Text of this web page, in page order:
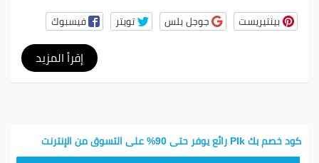
إقرأ المزيد
فيسبوك تويتر جوجل بلس بينتيريست
كود خصم بك PIk رائع يوفر حتى 90% على التسوق من الإنترنت